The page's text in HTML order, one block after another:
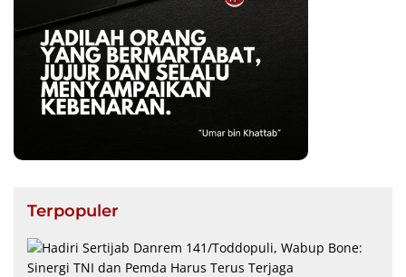
Terpopuler